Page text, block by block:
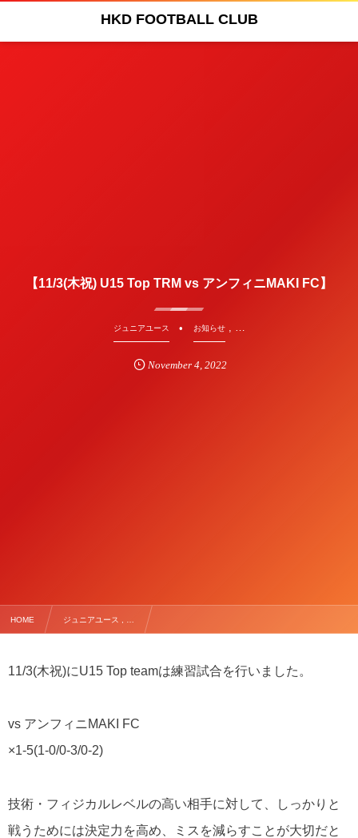
HKD FOOTBALL CLUB
【11/3(木祝) U15 Top TRM vs アンフィニMAKI FC】
ジュニアユース お知らせ, …
November 4 ,2022
HOME ジュニアユース , …
11/3(木祝)にU15 Top teamは練習試合を行いました。
vs アンフィニMAKI FC
×1-5(1-0/0-3/0-2)
技術・フィジカルレベルの高い相手に対して、しっかりと
戦うためには決定力を高め、ミスを減らすことが大切だと